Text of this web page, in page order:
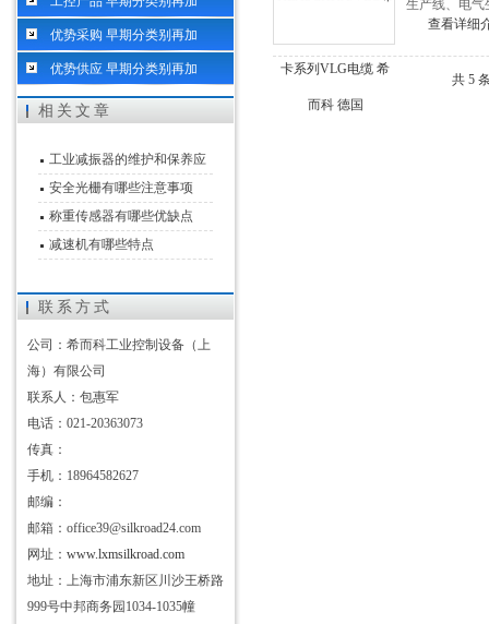
优势采购 早期分类别再加
优势供应 早期分类别再加
相关文章
工业减振器的维护和保养应
该怎么做
安全光栅有哪些注意事项
称重传感器有哪些优缺点
减速机有哪些特点
联系方式
公司：希而科工业控制设备（上
海）有限公司
联系人：包惠军
电话：021-20363073
传真：
手机：18964582627
邮编：
邮箱：office39@silkroad24.com
网址： www.lxmsilkroad.com
地址：上海市浦东新区川沙王桥路
999号中邦商务园1034-1035幢
生产线、电气
赖。 希而科
查看详细
共 5